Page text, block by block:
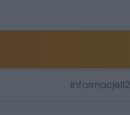
Informacje112